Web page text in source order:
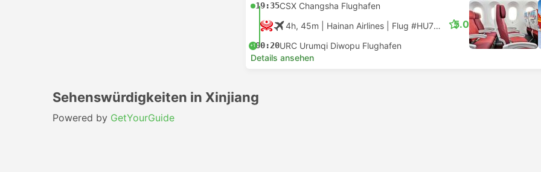
19:35CSX Changsha Flughafen
4h, 45m | Hainan Airlines Flug #HU7517 |Economy
+100:20URC Urumqi Diwopu Flughafen
5.0
Details ansehen
Sehenswürdigkeiten in Xinjiang
Powered by GetYourGuide